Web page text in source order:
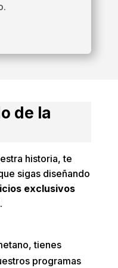
de la
historia, te
sigas diseñando
exclusivos
.
tienes
programas